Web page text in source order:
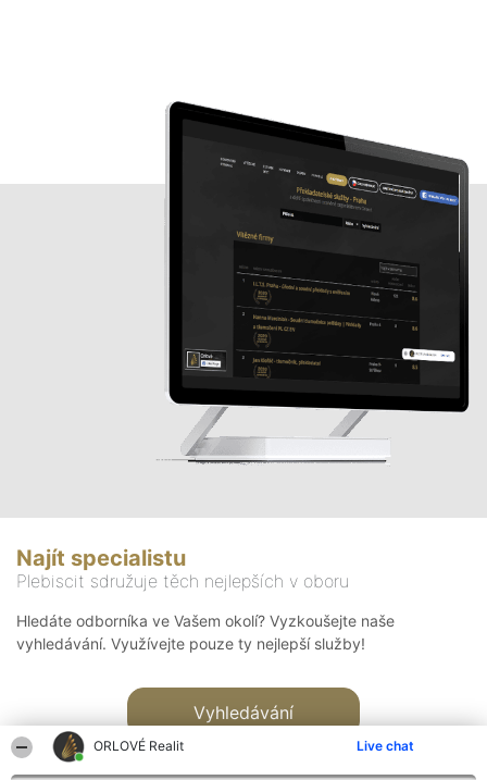
ORLOVÉ Realit Live chat
Najít specialistu
Plebiscit sdružuje těch nejlepších v oboru
Hledáte odborníka ve Vašem okolí? Vyzkoušejte naše
vyhledávání. Využívejte pouze ty nejlepší služby!
Vyhledávání